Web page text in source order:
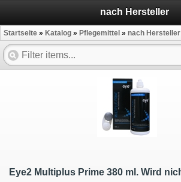
nach Hersteller
Startseite » Katalog » Pflegemittel » nach Hersteller